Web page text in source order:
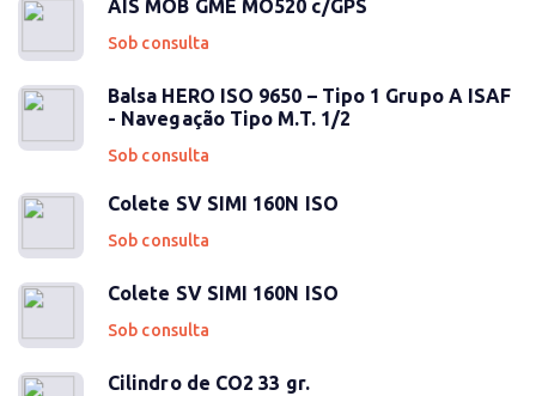
AIS MOB GME MO520 c/GPS
Sob consulta
Balsa HERO ISO 9650 – Tipo 1 Grupo A ISAF
- Navegação Tipo M.T. 1/2
Sob consulta
Colete SV SIMI 160N ISO
Sob consulta
Colete SV SIMI 160N ISO
Sob consulta
Cilindro de CO2 33 gr.